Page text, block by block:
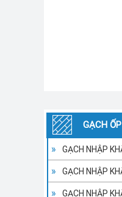
GẠCH
GẠCH NHẬP
GẠCH NHẬP
GẠCH NHẬP